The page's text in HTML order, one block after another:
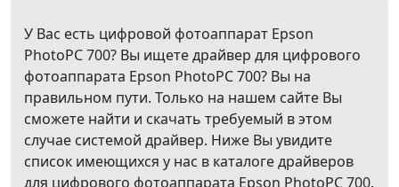
У Вас есть цифровой фотоаппарат Epson
PhotoPC 700? Вы ищете драйвер для цифрового
фотоаппарата Epson PhotoPC 700? Вы на
правильном пути. Только на нашем сайте Вы
сможете найти и скачать требуемый в этом
случае системой драйвер. Ниже Вы увидите
список имеющихся у нас в каталоге драйверов
для цифрового фотоаппарата Epson PhotoPC 700.